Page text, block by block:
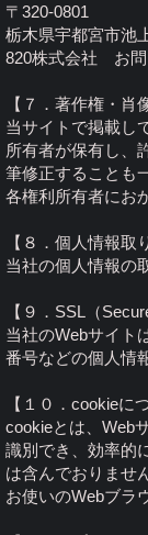
〒320-0801
栃木県宇都宮市池
820株式会社 お問
【７．著作権・肖
当サイトで掲載し
所有者が保有し、
筆修正することも
各権利所有者にお
【８．個人情報取
当社の個人情報の
【９．SSL（
当社のWebサイト
番号などの個人情
【１０．cookieに
cookieとは、Web
識別でき、効率的
は含んでおりませ
お使いのWebブラ